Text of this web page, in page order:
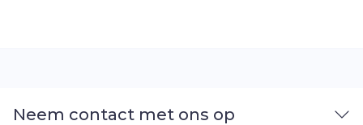
Neem contact met ons op